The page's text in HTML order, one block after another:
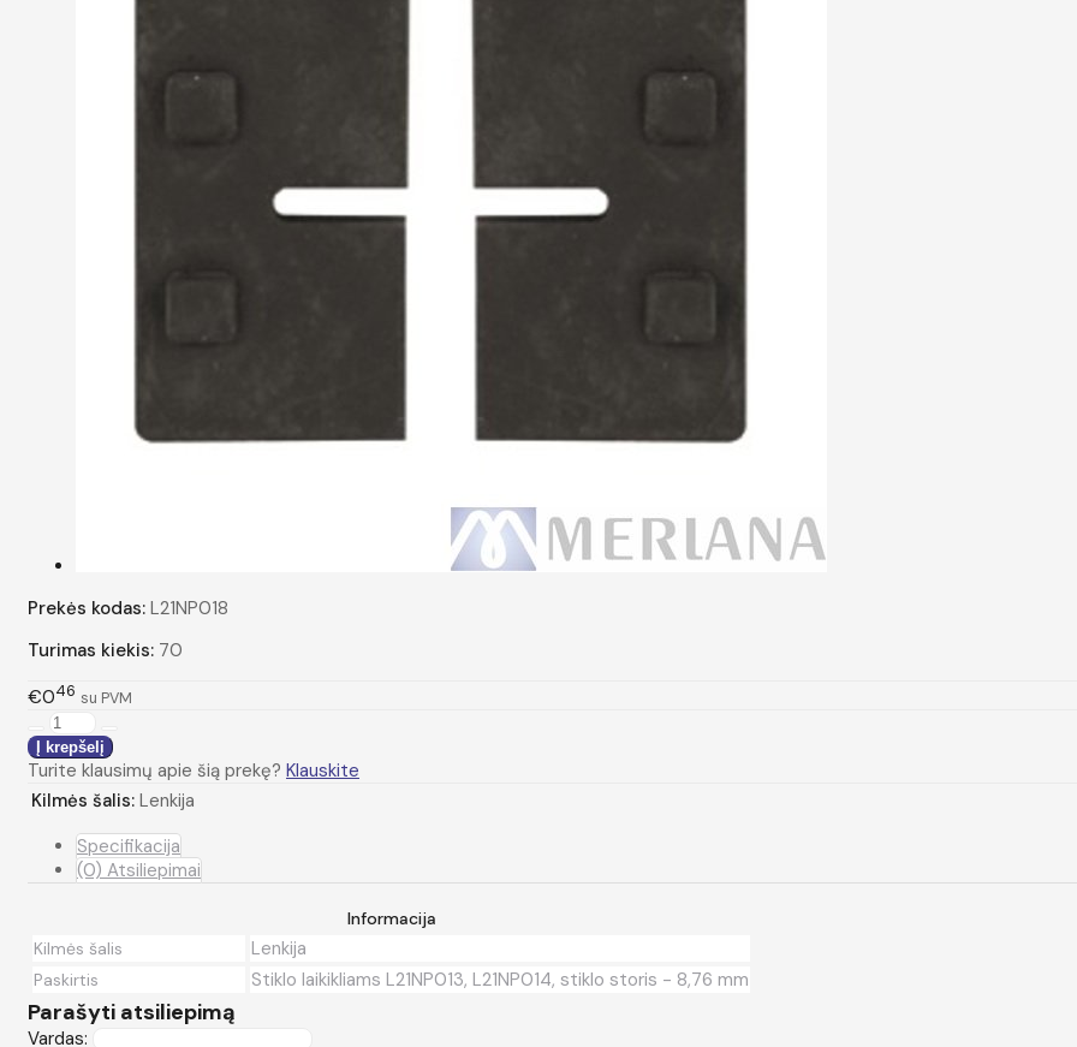
Prekės kodas: L21NP018
Turimas kiekis: 70
€046 su PVM
Turite klausimų apie šią prekę? Klauskite
Kilmės šalis: Lenkija
Specifikacija
(0) Atsiliepimai
Informacija
Kilmės šalis
Lenkija
Paskirtis Stiklo laikikliams L21NP013, L21NP014, stiklo storis - 8,76 mm
Parašyti atsiliepimą
Vardas: